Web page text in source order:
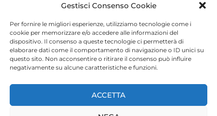
Gestisci Consenso Cookie
Per fornire le migliori esperienze, utilizziamo tecnologie come i
cookie per memorizzare e/o accedere alle informazioni del
dispositivo. Il consenso a queste tecnologie ci permetterà di
elaborare dati come il comportamento di navigazione o ID unici su
questo sito. Non acconsentire o ritirare il consenso può influire
negativamente su alcune caratteristiche e funzioni.
ACCETTA
©2023 Tutti i diritti riservatiLazio Live TV